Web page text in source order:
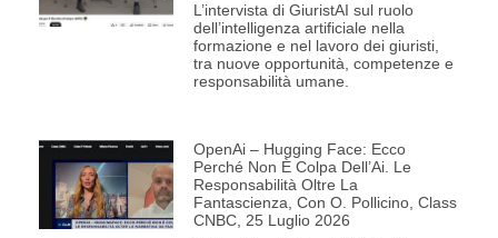
L’intervista di GiuristAI sul ruolo
dell’intelligenza artificiale nella
formazione e nel lavoro dei giuristi,
tra nuove opportunità, competenze e
responsabilità umane.
OpenAi – Hugging Face: Ecco
Perché Non È Colpa Dell’Ai. Le
Responsabilità Oltre La
Fantascienza, Con O. Pollicino, Class
CNBC, 25 Luglio 2026